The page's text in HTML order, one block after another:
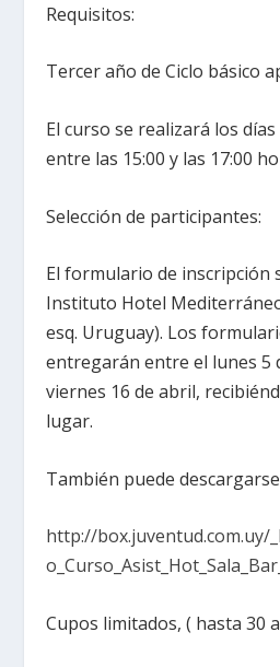
Requisitos:
Tercer año de Ciclo básico
El curso se realizará los
entre las 15:00 y las 17:00
Selección de participantes:
El formulario de inscripción
Instituto Hotel
esq. Uruguay). Los
entregarán entre el lunes 5
viernes 16 de abril,
lugar.
También puede
http://box.juventud.com.uy/
Cupos limitados, ( hasta 30